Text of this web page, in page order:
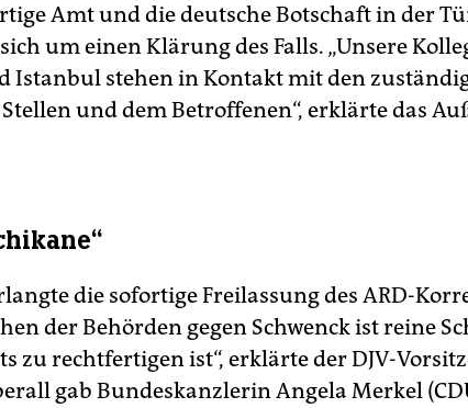
Amt und die deutsche Botschaft in der
um einen Klärung des Falls. „Unsere
Istanbul stehen in Kontakt mit den
und dem Betroffenen“, erklärte das
die sofortige Freilassung des ARD-
der Behörden gegen Schwenck ist reine
zu rechtfertigen ist“, erklärte der DJV-
gab Bundeskanzlerin Angela Merkel